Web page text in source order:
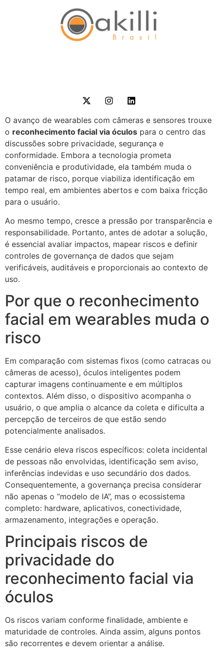
O avanço de wearables com câmeras e sensores trouxe
o reconhecimento facial via óculos para o centro das
discussões sobre privacidade, segurança e
conformidade. Embora a tecnologia prometa
conveniência e produtividade, ela também muda o
patamar de risco, porque viabiliza identificação em
tempo real, em ambientes abertos e com baixa fricção
para o usuário.
Ao mesmo tempo, cresce a pressão por transparência e
responsabilidade. Portanto, antes de adotar a solução,
é essencial avaliar impactos, mapear riscos e definir
controles de governança de dados que sejam
verificáveis, auditáveis e proporcionais ao contexto de
uso.
Por que o reconhecimento
facial em wearables muda o
risco
Em comparação com sistemas fixos (como catracas ou
câmeras de acesso), óculos inteligentes podem
capturar imagens continuamente e em múltiplos
contextos. Além disso, o dispositivo acompanha o
usuário, o que amplia o alcance da coleta e dificulta a
percepção de terceiros de que estão sendo
potencialmente analisados.
Esse cenário eleva riscos específicos: coleta incidental
de pessoas não envolvidas, identificação sem aviso,
inferências indevidas e uso secundário dos dados.
Consequentemente, a governança precisa considerar
não apenas o “modelo de IA”, mas o ecossistema
completo: hardware, aplicativos, conectividade,
armazenamento, integrações e operação.
Principais riscos de
privacidade do
reconhecimento facial via
óculos
Os riscos variam conforme finalidade, ambiente e
maturidade de controles. Ainda assim, alguns pontos
são recorrentes e devem orientar a análise.